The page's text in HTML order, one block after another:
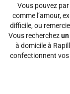
Vous pouvez
comme l’amour,
difficile, ou
Vous recherchez
à domicile à
confectionnent